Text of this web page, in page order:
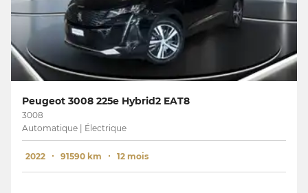
Peugeot 3008 225e Hybrid2 EAT8
3008
Automatique | Électrique
2022 91590 km 12 mois